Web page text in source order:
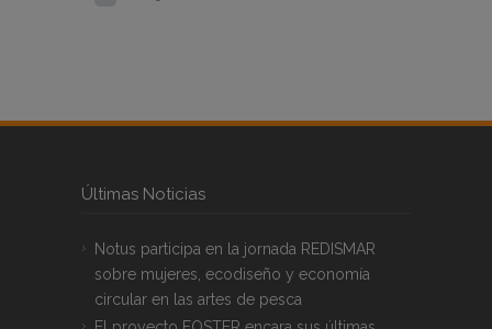
Últimas Noticias
Notus participa en la jornada REDISMAR
sobre mujeres, ecodiseño y economía
circular en las artes de pesca